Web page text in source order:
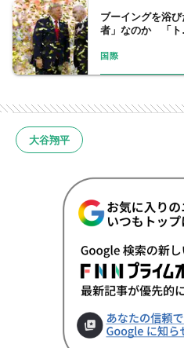
ブーイングを浴
者」なのか 「
国際
大谷翔平